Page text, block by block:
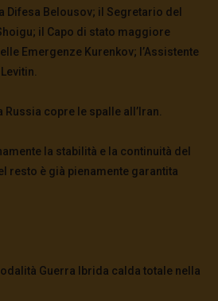
Difesa Belousov; il Segretario del
il Capo di stato maggiore
Emergenze Kurenkov; l’Assistente
copre le spalle all’Iran.
la stabilità e la continuità del
resto è già pienamente garantita
Guerra Ibrida calda totale nella